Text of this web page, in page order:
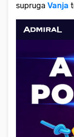
supruga Vanja